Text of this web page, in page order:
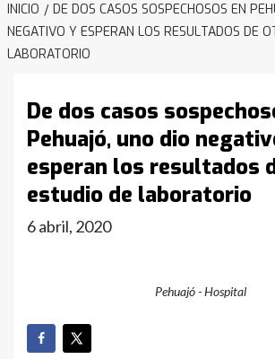
INICIO
DE DOS CASOS SOSPECHOSOS EN
NEGATIVO Y ESPERAN LOS RESULTADOS DE
LABORATORIO
De dos casos
Pehuajó, uno dio
esperan los resultados
estudio de laboratorio
6 abril, 2020
Pehuajó - Hospital